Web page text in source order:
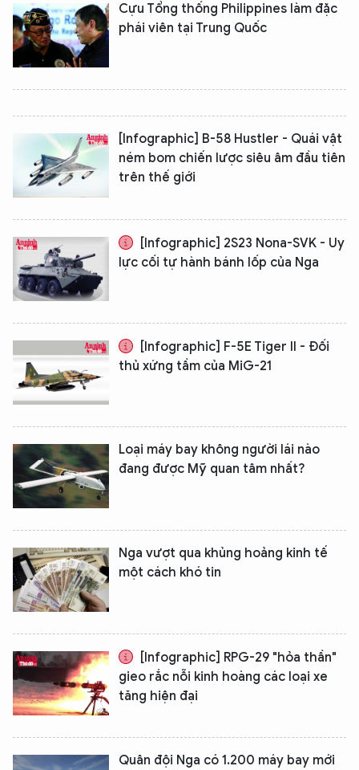
Cựu Tổng thống Philippines làm đặc
phái viên tại Trung Quốc
[Infographic] B-58 Hustler - Quái vật
ném bom chiến lược siêu âm đầu tiên
trên thế giới
[Infographic] 2S23 Nona-SVK - Uy
lực cối tự hành bánh lốp của Nga
[Infographic] F-5E Tiger II - Đối
thủ xứng tầm của MiG-21
Loại máy bay không người lái nào
đang được Mỹ quan tâm nhất?
Nga vượt qua khủng hoảng kinh tế
một cách khó tin
[Infographic] RPG-29 "hỏa thần"
gieo rắc nỗi kinh hoàng các loại xe
tăng hiện đại
Quân đội Nga có 1.200 máy bay mới